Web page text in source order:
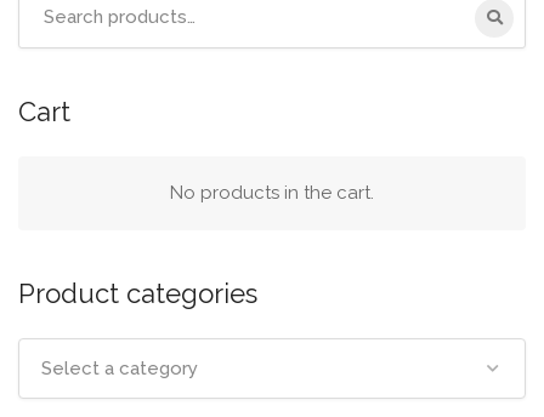
Cart
No products in the cart.
Product categories
Select a category